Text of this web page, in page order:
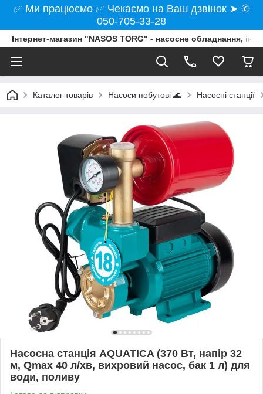
✅ Ми працюємо ✅ Чекаємо на Ваш дзвінок ➤ ✆
050-705-33-28
Інтернет-магазин "NASOS TORG" - насосне обладнання,
Каталог товарів Насоси побутові 🌊 Насосні станції
Насосна станція AQUATICA (370 Вт, напір 32
м, Qmax 40 л/хв, вихровий насос, бак 1 л) для
води, поливу